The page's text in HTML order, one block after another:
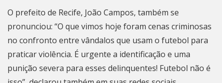
O prefeito de Recife, João Campos, também se
pronunciou: “O que vimos hoje foram cenas criminosas
no confronto entre vândalos que usam o futebol para
praticar violência. É urgente a identificação e uma
punição severa para esses delinquentes! Futebol não é